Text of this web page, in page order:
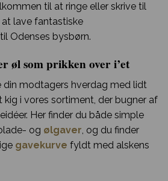
til at ringe eller skrive til
at lave fantastiske
Odenses bysbørn.
øl som prikken over i’et
modtagers hverdag med lidt
kig i vores sortiment, der bugner af
Her finder du både simple
og ølgaver , og du finder
gavekurve fyldt med alskens